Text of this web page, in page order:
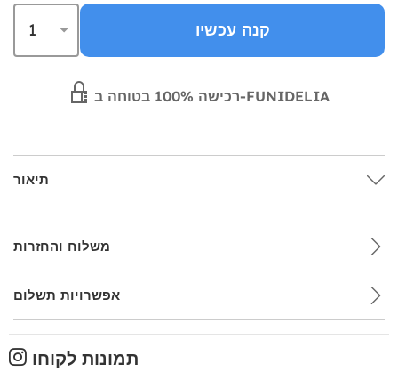
קנה עכשיו
רכישה 100% בטוחה ב-FUNIDELIA
תיאור
משלוח והחזרות
אפשרויות תשלום
תמונות לקוחו